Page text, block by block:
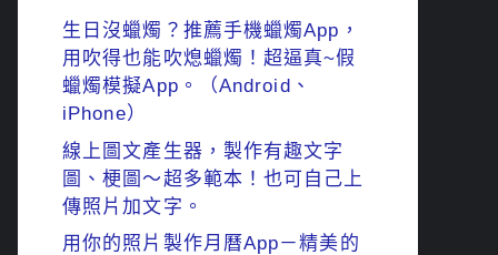
生日沒蠟燭？推薦手機蠟燭App，
用吹得也能吹熄蠟燭！超逼真~假
蠟燭模擬App。（Android、
iPhone）
線上圖文產生器，製作有趣文字
圖、梗圖～超多範本！也可自己上
傳照片加文字。
用你的照片製作月曆App－精美的